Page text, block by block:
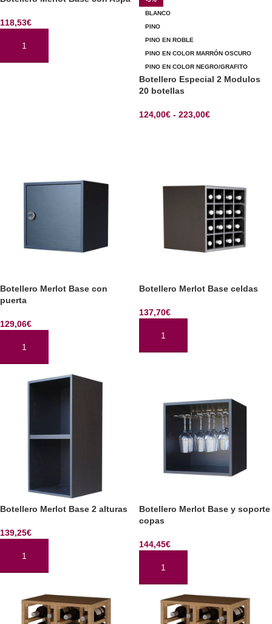
118,53€
AÑADIR AL CARRITO
BLANCO
PINO
PINO EN ROBLE
PINO EN COLOR MARRÓN OSCURO
PINO EN COLOR NEGRO/GRAFITO
Botellero Especial 2 Modulos
20 botellas
124,00€ - 223,00€
Botellero Merlot Base con
puerta
129,06€
AÑADIR AL CARRITO
Botellero Merlot Base celdas
137,70€
AÑADIR AL CARRITO
Botellero Merlot Base 2 alturas
139,25€
AÑADIR AL CARRITO
Botellero Merlot Base y soporte
copas
144,45€
AÑADIR AL CARRITO